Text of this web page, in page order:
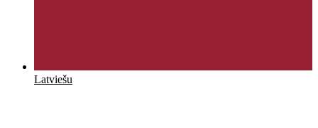
Latviešu